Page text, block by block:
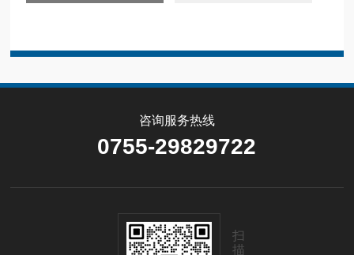
咨询服务热线
0755-29829722
扫
描